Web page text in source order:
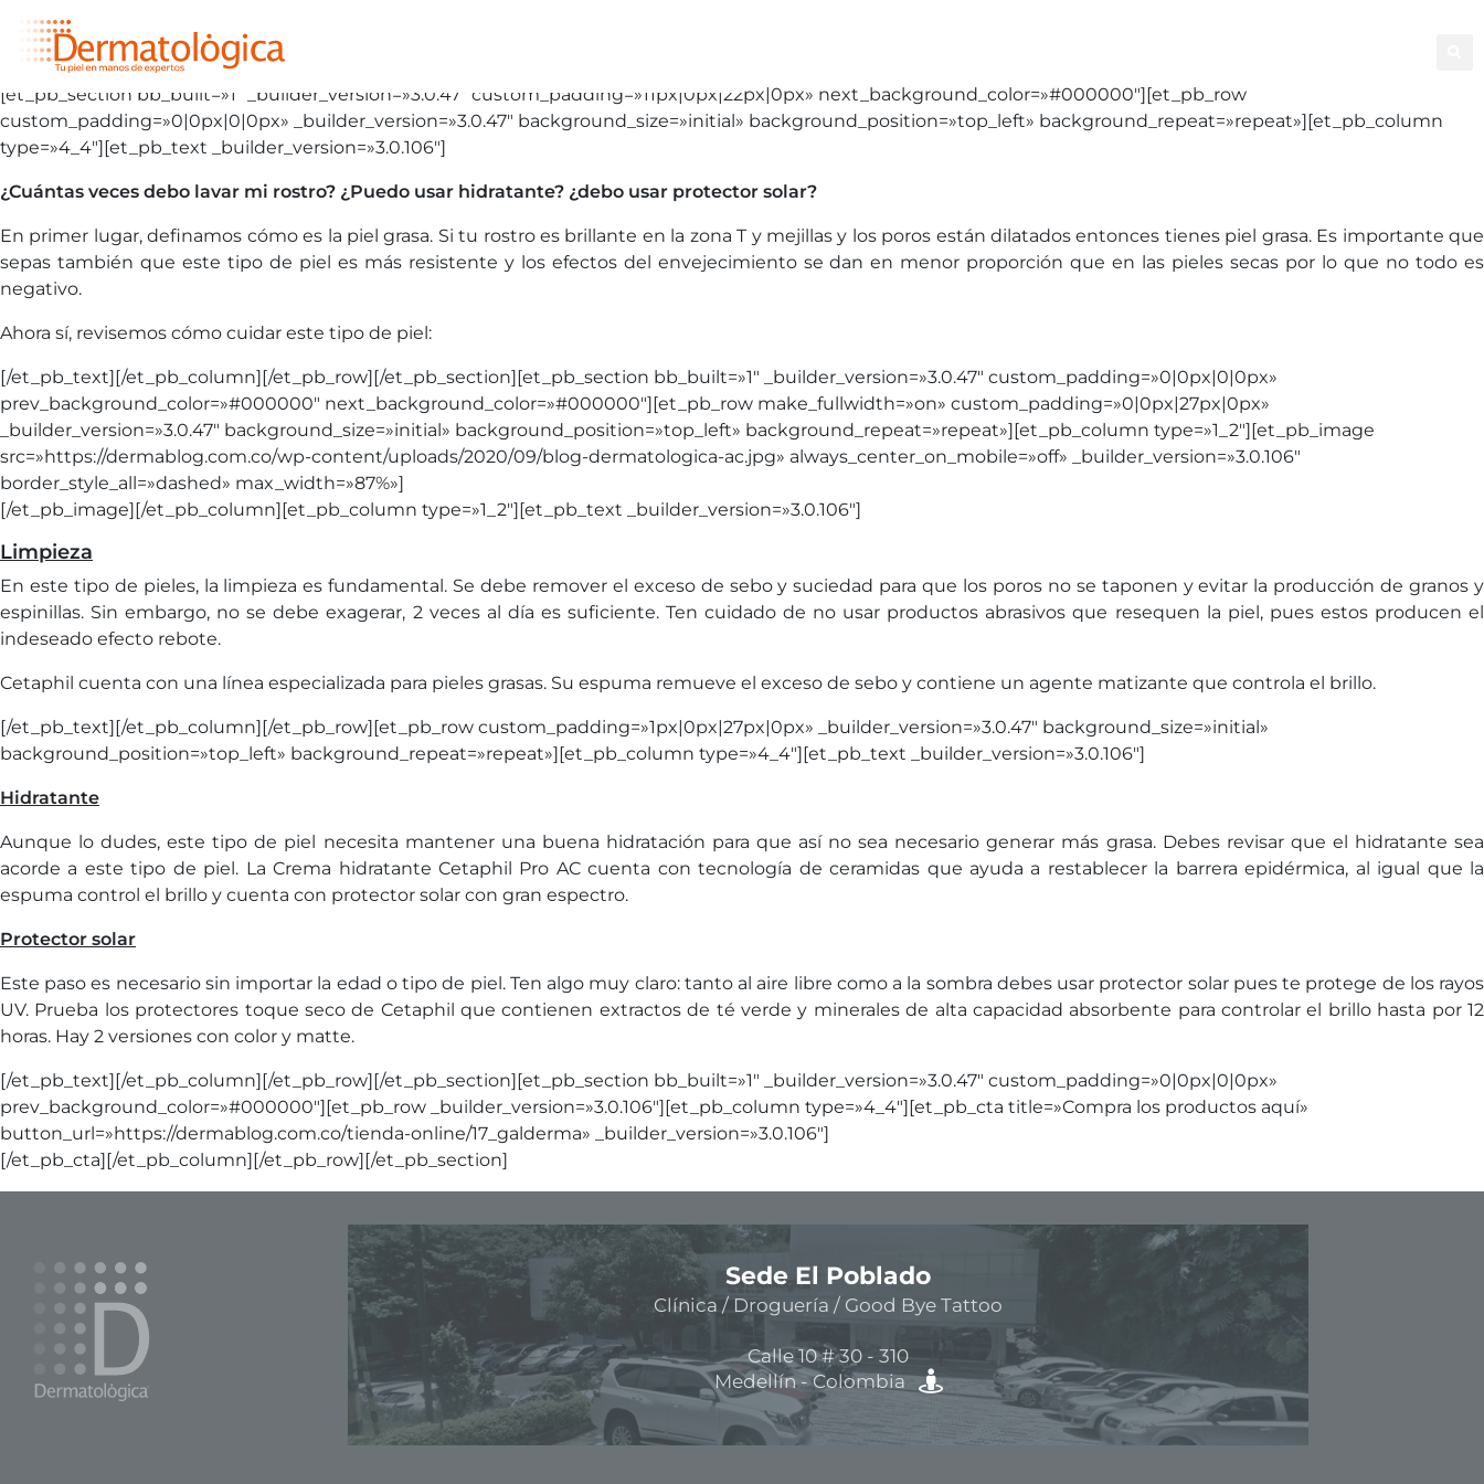
[et_pb_section bb_built=»1″ _builder_version=»3.0.47″ custom_padding=»11px|0px|22px|0px» next_background_color=»#000000″][et_pb_row
custom_padding=»0|0px|0|0px» _builder_version=»3.0.47″ background_size=»initial» background_position=»top_left» background_repeat=»repeat»][et_pb_column
type=»4_4″][et_pb_text _builder_version=»3.0.106″]
¿Cuántas veces debo lavar mi rostro? ¿Puedo usar hidratante? ¿debo usar protector solar?
En primer lugar, definamos cómo es la piel grasa. Si tu rostro es brillante en la zona T y mejillas y los poros están dilatados entonces tienes piel grasa. Es importante que
sepas también que este tipo de piel es más resistente y los efectos del envejecimiento se dan en menor proporción que en las pieles secas por lo que no todo es
negativo.
Ahora sí, revisemos cómo cuidar este tipo de piel:
[/et_pb_text][/et_pb_column][/et_pb_row][/et_pb_section][et_pb_section bb_built=»1″ _builder_version=»3.0.47″ custom_padding=»0|0px|0|0px»
prev_background_color=»#000000″ next_background_color=»#000000″][et_pb_row make_fullwidth=»on» custom_padding=»0|0px|27px|0px»
_builder_version=»3.0.47″ background_size=»initial» background_position=»top_left» background_repeat=»repeat»][et_pb_column type=»1_2″][et_pb_image
src=»https://dermablog.com.co/wp-content/uploads/2020/09/blog-dermatologica-ac.jpg» always_center_on_mobile=»off» _builder_version=»3.0.106″
border_style_all=»dashed» max_width=»87%»]
[/et_pb_image][/et_pb_column][et_pb_column type=»1_2″][et_pb_text _builder_version=»3.0.106″]
Limpieza
En este tipo de pieles, la limpieza es fundamental. Se debe remover el exceso de sebo y suciedad para que los poros no se taponen y evitar la producción de granos y
espinillas. Sin embargo, no se debe exagerar, 2 veces al día es suficiente. Ten cuidado de no usar productos abrasivos que resequen la piel, pues estos producen el
indeseado efecto rebote.
Cetaphil cuenta con una línea especializada para pieles grasas. Su espuma remueve el exceso de sebo y contiene un agente matizante que controla el brillo.
[/et_pb_text][/et_pb_column][/et_pb_row][et_pb_row custom_padding=»1px|0px|27px|0px» _builder_version=»3.0.47″ background_size=»initial»
background_position=»top_left» background_repeat=»repeat»][et_pb_column type=»4_4″][et_pb_text _builder_version=»3.0.106″]
Hidratante
Aunque lo dudes, este tipo de piel necesita mantener una buena hidratación para que así no sea necesario generar más grasa. Debes revisar que el hidratante sea
acorde a este tipo de piel. La Crema hidratante Cetaphil Pro AC cuenta con tecnología de ceramidas que ayuda a restablecer la barrera epidérmica, al igual que la
espuma control el brillo y cuenta con protector solar con gran espectro.
Protector solar
Este paso es necesario sin importar la edad o tipo de piel. Ten algo muy claro: tanto al aire libre como a la sombra debes usar protector solar pues te protege de los rayos
UV. Prueba los protectores toque seco de Cetaphil que contienen extractos de té verde y minerales de alta capacidad absorbente para controlar el brillo hasta por 12
horas. Hay 2 versiones con color y matte.
[/et_pb_text][/et_pb_column][/et_pb_row][/et_pb_section][et_pb_section bb_built=»1″ _builder_version=»3.0.47″ custom_padding=»0|0px|0|0px»
prev_background_color=»#000000″][et_pb_row _builder_version=»3.0.106″][et_pb_column type=»4_4″][et_pb_cta title=»Compra los productos aquí»
button_url=»https://dermablog.com.co/tienda-online/17_galderma» _builder_version=»3.0.106″]
[/et_pb_cta][/et_pb_column][/et_pb_row][/et_pb_section]
piso
Sede El Poblado
Clínica / Droguería / Good Bye Tattoo
Calle 10 # 30 - 310
Medellín - Colombia